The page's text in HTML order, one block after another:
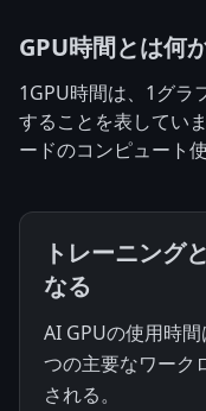
GPU時間とは何
1GPU時間は、1グラ
することを表してい
ードのコンピュート
トレーニング
なる
AI GPUの使用時
つの主要なワーク
される。